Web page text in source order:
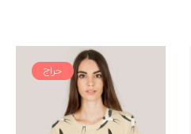
حراج